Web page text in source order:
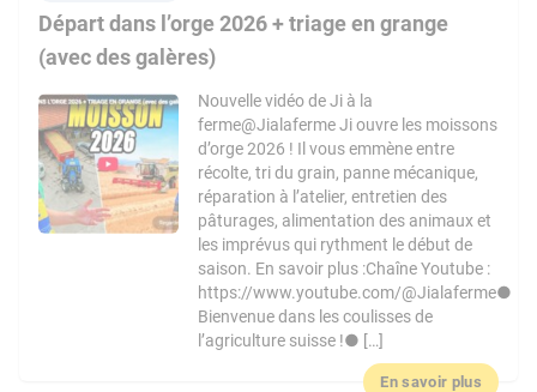
Départ dans l’orge 2026 + triage en grange
(avec des galères)
Nouvelle vidéo de Ji à la
ferme@Jialaferme Ji ouvre les moissons
d’orge 2026 ! Il vous emmène entre
récolte, tri du grain, panne mécanique,
réparation à l’atelier, entretien des
pâturages, alimentation des animaux et
les imprévus qui rythment le début de
saison. En savoir plus :Chaîne Youtube :
https://www.youtube.com/@Jialaferme●
Bienvenue dans les coulisses de
l’agriculture suisse !● […]
En savoir plus